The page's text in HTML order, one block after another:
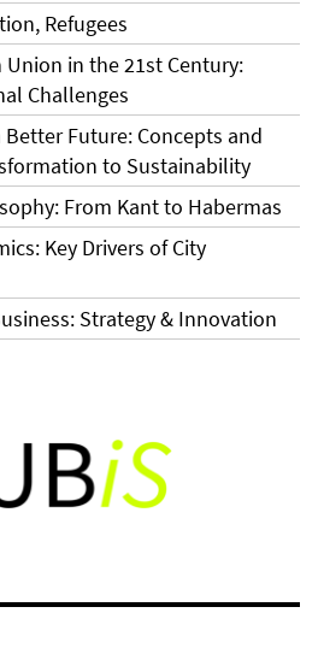
Refugees
Union in the 21st Century:
Challenges
Better Future: Concepts and
to Sustainability
From Kant to Habermas
Key Drivers of City
Strategy & Innovation